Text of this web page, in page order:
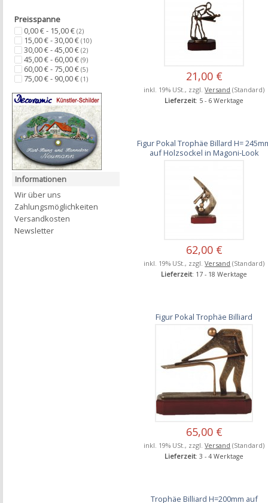
21,00 €
inkl. 19% USt., zzgl.Versand (Standard)
Lieferzeit: 5 - 6 Werktage
Figur Pokal Trophäe Billard H=
auf Holzsockel in Magoni-Look
62,00 €
inkl. 19% USt., zzgl.Versand (Standard)
Lieferzeit: 17 - 18 Werktage
Figur Pokal Trophäe Billiard
65,00 €
inkl. 19% USt., zzgl.Versand (Standard)
Lieferzeit: 3 - 4 Werktage
Trophäe Billiard H=200mm auf
Preisspanne
0,00 € - 15,00 € (2)
15,00 € - 30,00 € (10)
30,00 € - 45,00 € (2)
45,00 € - 60,00 € (9)
60,00 € - 75,00 € (5)
75,00 € - 90,00 € (1)
Informationen
Wir über uns
Zahlungsmöglichkeiten
Versandkosten
Newsletter